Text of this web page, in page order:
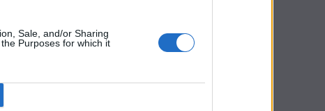
Sale, and/or Sharing
Purposes for which it